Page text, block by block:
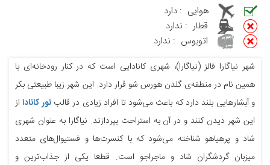
هوایی : دارد
قطار : ندارد
اتوبوس : ندارد
شهر نیاگارا فالز (نیاگارا)، شهری کانادایی است که در کنار رودخانه‌ای با
همین نام در منطقه‌ی گلدن هورس شو قرار دارد. این شهر زیبا طبیعتی بکر
و آبشارهایی بلند دارد که باعث می‌شود تا افراد زیادی در قالبتور کانادااز
این شهر دیدن کنند و در آن به استراحت بپردازند. نیاگارا به عنوان شهری
شاد و پرهیاهو شناخته می‌شود که با کنسرت‌ها و فستیوال‌های متعدد
میزبان گردشگران شاد و ماجراجو است. قطعا یکی از جذاب‌ترین و